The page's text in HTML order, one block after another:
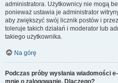
administratora. Użytkownicy nie mogą
ponieważ ustawia je administrator
aby zwiększyć swój licznik postów i
toleruje takich działań i moderator lub
takiego użytkownika.
Na górę
Podczas próby wysłania wiadomości
mnie o zalogowanie. Dlaczego?